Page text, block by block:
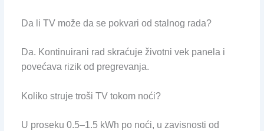
Da li TV može da se pokvari od stalnog rada?
Da. Kontinuirani rad skraćuje životni vek panela i
povećava rizik od pregrevanja.
Koliko struje troši TV tokom noći?
U proseku 0.5–1.5 kWh po noći, u zavisnosti od